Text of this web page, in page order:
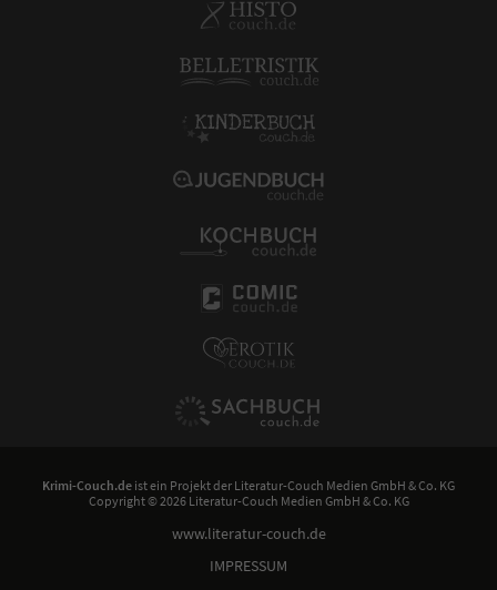
Krimi-Couch.de ist ein Projekt der Literatur-Couch Medien GmbH & Co. KG
Copyright © 2026 Literatur-Couch Medien GmbH & Co. KG
www.literatur-couch.de
IMPRESSUM